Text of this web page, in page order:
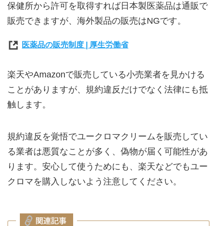
保健所から許可を取得すれば日本製医薬品は通販で
販売できますが、海外製品の販売はNGです。
医薬品の販売制度 | 厚生労働省
楽天やAmazonで販売している小売業者を見かける
ことがありますが、規約違反だけでなく法律にも抵
触します。
規約違反を覚悟でユークロマクリームを販売してい
る業者は悪質なことが多く、偽物が届く可能性があ
ります。安心して使うためにも、楽天などでもユー
クロマを購入しないよう注意してください。